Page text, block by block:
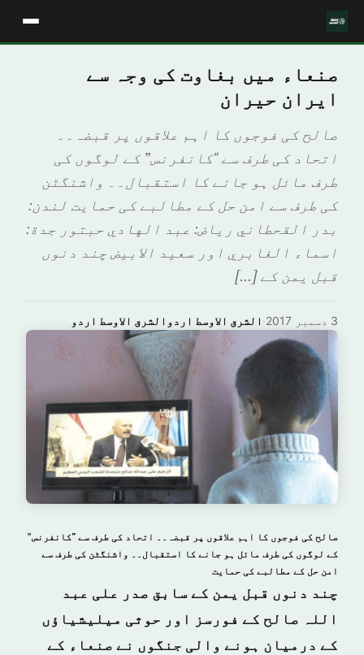
صنعاء میں بغاوت کی وجہ سے
ایران حیران
صالح کی فوجوں کا اہم علاقوں پر قبضہ۔۔
اتحاد کی طرف سے "کانفرنس” کے لوگوں کی
طرف مائل ہو جانے کا استقبال۔۔ واشنگٹن
کی طرف سے امن حل کے مطالبے کی حمایت لندن:
بدر القحطاني رياض: عبد الهادي حبتور جدة:
اسماء الغابري اور سعيد الابيض چند دنوں
قبل یمن کے […]
الشرق الاوسط اردوالشرق الاوسط اردو · 3 دسمبر 2017
صالح کی فوجوں کا اہم علاقوں پر قبضہ۔۔ اتحاد کی طرف سے "کانفرنس”
کے لوگوں کی طرف مائل ہو جانے کا استقبال۔۔ واشنگٹن کی طرف سے
امن حل کے مطالبے کی حمایت
چند دنوں قبل یمن کے سابق صدر علی عبد
اللہ صالح کے فورسز اور حوثی میلیشیاؤں
کے درمیان ہونے والی جنگوں نے صنعاء کے